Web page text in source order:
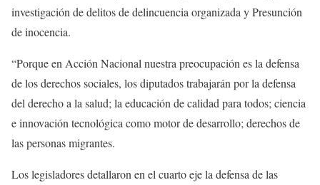
investigación de delitos de delincuencia organizada y Presunción
de inocencia.
“Porque en Acción Nacional nuestra preocupación es la defensa
de los derechos sociales, los diputados trabajarán por la defensa
del derecho a la salud; la educación de calidad para todos; ciencia
e innovación tecnológica como motor de desarrollo; derechos de
las personas migrantes.
Los legisladores detallaron en el cuarto eje la defensa de las